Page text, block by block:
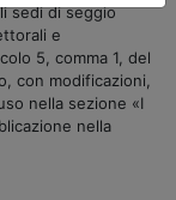
sedi di seggio
e
5, comma 1, del
con modificazioni,
nella sezione «I
nella